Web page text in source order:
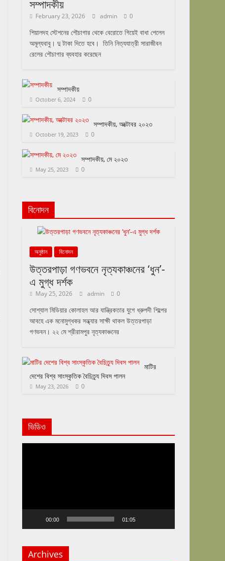
সম্পাদকীয়
February 23, 2026 admin 0
শিয়ালদহ স্টেশনের শৌচাগার থেকে বেরোতে গিয়েই বাধা পেলেন
অমূল্যবাবু। দু টাকা দিতে হবে। তিনি নিত্যযাত্রী সারাজীবন
রেলের শৌচাগার ব্যবহার করেছেন
সম্পাদকীয়
October 6, 2024 0
সম্পাদকীয়, অক্টোবর ২০২৩
October 19, 2023 0
সম্পাদকীয়, মে ২০২৩
May 25, 2023 0
বিনোদন
অনুষ্ঠান বিনোদন
উত্তরপাড়া গণভবনে নৃত্যকাঞ্চনের ‘ধুন’-
এ মুগ্ধ দর্শক
May 25, 2026 admin 0
সোশ্যাল মিডিয়ার কোলাহল আর যান্ত্রিকতার যুগে ধ্রুপদী শিল্পের
আবহে এক মনোমুগ্ধকর সন্ধ্যার সাক্ষী থাকল উত্তরপাড়া
গণভবন। ২২ মে শ্রীরামপুর নৃত্যকাঞ্চনের
মাটির
দেশের বিশ্ব সাংস্কৃতিক বৈচিত্র্য দিবস পালন
May 23, 2026 0
ভিডিও
00:00 01:05
Archives